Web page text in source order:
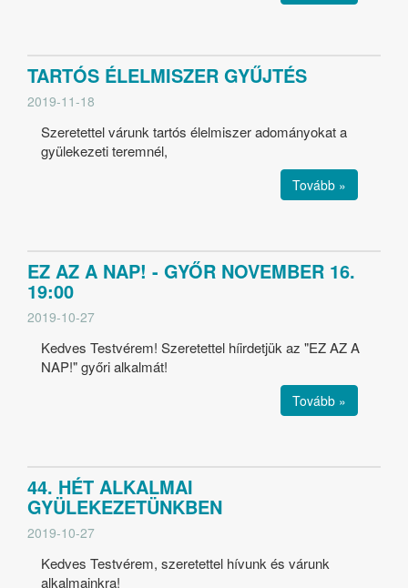
TARTÓS ÉLELMISZER GYŰJTÉS
2019-11-18
Szeretettel várunk tartós élelmiszer adományokat a
gyülekezeti teremnél,
Tovább »
EZ AZ A NAP! - GYŐR NOVEMBER 16.
19:00
2019-10-27
Kedves Testvérem! Szeretettel híirdetjük az "EZ AZ A
NAP!" győri alkalmát!
Tovább »
44. HÉT ALKALMAI
GYÜLEKEZETÜNKBEN
2019-10-27
Kedves Testvérem, szeretettel hívunk és várunk
alkalmainkra!